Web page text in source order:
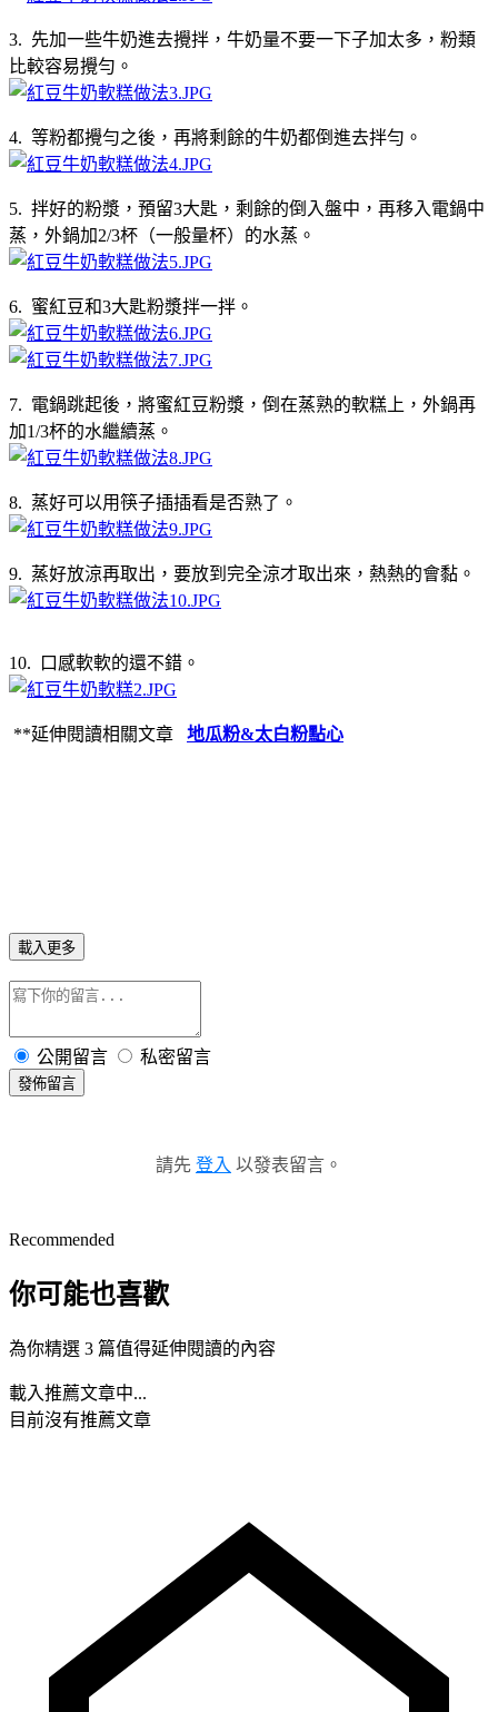
3. 先加一些牛奶進去攪拌，牛奶量不要一下子加太多，粉類
比較容易攪勻。
4. 等粉都攪勻之後，再將剩餘的牛奶都倒進去拌勻。
5. 拌好的粉漿，預留3大匙，剩餘的倒入盤中，再移入電鍋中
蒸，外鍋加2/3杯（一般量杯）的水蒸。
6. 蜜紅豆和3大匙粉漿拌一拌。
7. 電鍋跳起後，將蜜紅豆粉漿，倒在蒸熟的軟糕上，外鍋再
加1/3杯的水繼續蒸。
8. 蒸好可以用筷子插插看是否熟了。
9. 蒸好放涼再取出，要放到完全涼才取出來，熱熱的會黏。
10. 口感軟軟的還不錯。
**延伸閱讀相關文章 地瓜粉&太白粉點心
載入更多
公開留言 私密留言
發佈留言
請先 登入 以發表留言。
Recommended
你可能也喜歡
為你精選 3 篇值得延伸閱讀的內容
載入推薦文章中...
目前沒有推薦文章